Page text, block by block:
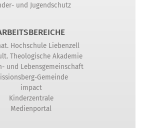
und Jugendschutz
Hochschule Liebenzell
Theologische Akademie
und Lebensgemeinschaft
Gemeinde
impact
Kinderzentrale
Medienportal